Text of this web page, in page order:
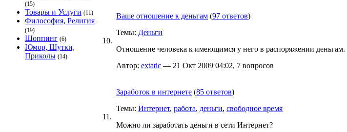
(15)
Товары и Услуги (11)
Философия, Религия
(19)
Шоппинг (6)
Юмор, Шутки,
Приколы (14)
10.
Ваше отношение к деньгам (97 ответов)
Темы: Деньги
Отношение человека к имеющимся у него в распоряжении деньгам.
Автор: extatic — 21 Окт 2009 04:02, 7 вопросов
11.
Заработок в интернете (85 ответов)
Темы: Интернет, работа, деньги, свободное время
Можно ли заработать деньги в сети Интернет?